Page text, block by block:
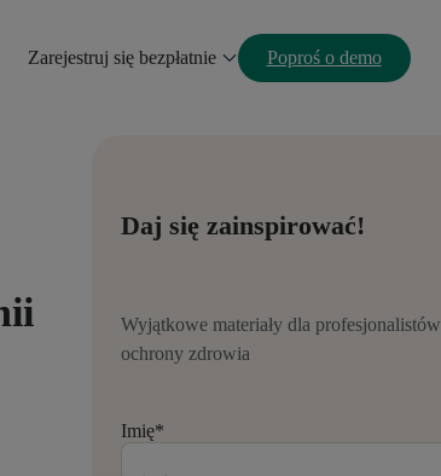
Zarejestruj się bezpłatnie Poproś o demo
Daj się zainspirować!
Wyjątkowe materiały dla profesjonalistów
ochrony zdrowia
Imię*